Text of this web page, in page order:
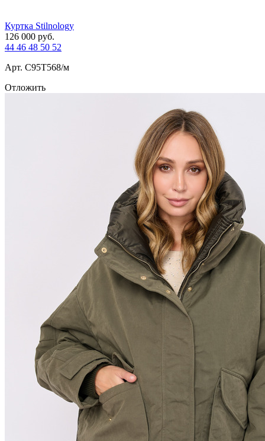
Куртка Stilnology
126 000 руб.
44 46 48 50 52
Арт. С95T568/м
Отложить